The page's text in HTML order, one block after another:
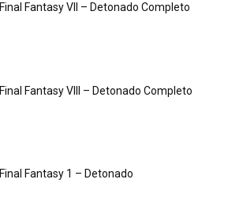
Final Fantasy VII – Detonado Completo
Final Fantasy VIII – Detonado Completo
Final Fantasy 1 – Detonado